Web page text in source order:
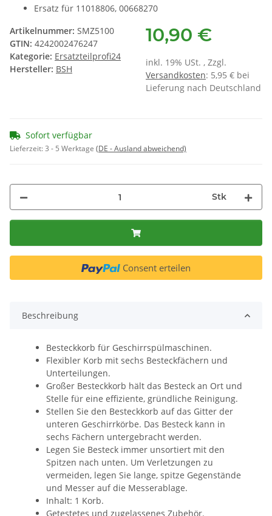
Ersatz für 11018806, 00668270
Artikelnummer: SMZ5100
GTIN: 4242002476247
Kategorie: Ersatzteilprofi24
Hersteller: BSH
10,90 €
inkl. 19% USt. , Zzgl.
Versandkosten: 5,95 € bei
Lieferung nach Deutschland
Sofort verfügbar
Lieferzeit:3 - 5 Werktage (DE - Ausland abweichend)
Stk
Consent erteilen
Beschreibung
Besteckkorb für Geschirrspülmaschinen.
Flexibler Korb mit sechs Besteckfächern und
Unterteilungen.
Großer Besteckkorb hält das Besteck an Ort und
Stelle für eine effiziente, gründliche Reinigung.
Stellen Sie den Besteckkorb auf das Gitter der
unteren Geschirrkörbe. Das Besteck kann in
sechs Fächern untergebracht werden.
Legen Sie Besteck immer unsortiert mit den
Spitzen nach unten. Um Verletzungen zu
vermeiden, legen Sie lange, spitze Gegenstände
und Messer auf die Messerablage.
Inhalt: 1 Korb.
Getestetes und zugelassenes Zubehör.